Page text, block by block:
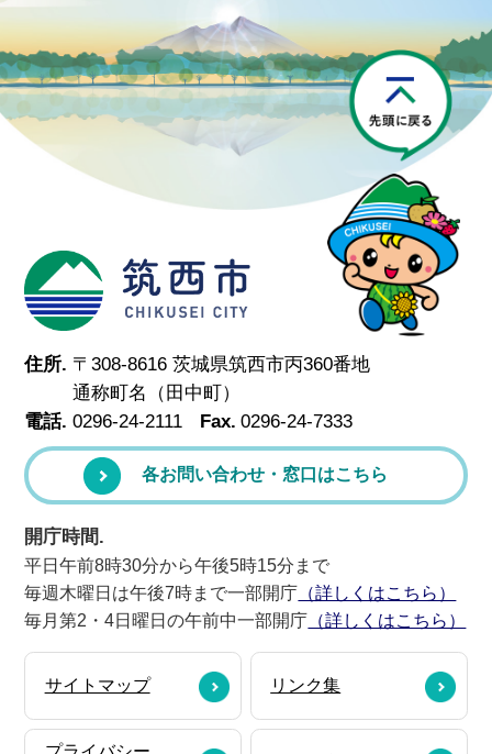
筑西市
住所. 〒308-8616 茨城県筑西市丙360番地
通称町名（田中町）
電話. 0296-24-2111 Fax. 0296-24-7333
各お問い合わせ・窓口はこちら
開庁時間.
平日午前8時30分から午後5時15分まで
毎週木曜日は午後7時まで一部開庁 （詳しくはこちら）
毎月第2・4日曜日の午前中一部開庁 （詳しくはこちら）
サイトマップ リンク集